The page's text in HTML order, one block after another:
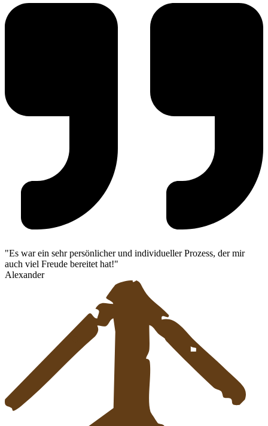
"Es war ein sehr persönlicher und individueller Prozess, der mir
auch viel Freude bereitet hat!"
Alexander